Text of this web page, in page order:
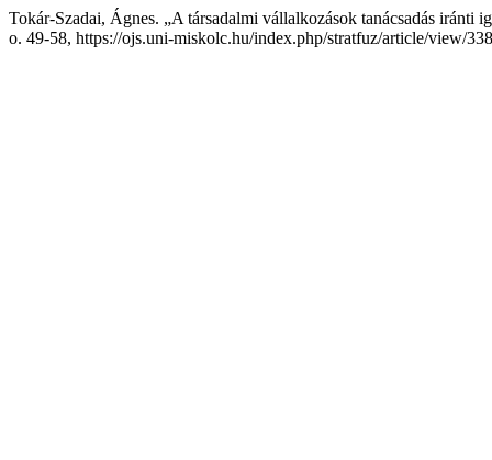
Tokár-Szadai, Ágnes. „A társadalmi vállalkozások tanácsadás iránti
o. 49-58, https://ojs.uni-miskolc.hu/index.php/stratfuz/article/view/